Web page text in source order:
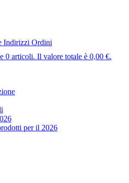
Indirizzi Ordini
0 articoli. Il valore totale è 0,00 €.
per il 2026